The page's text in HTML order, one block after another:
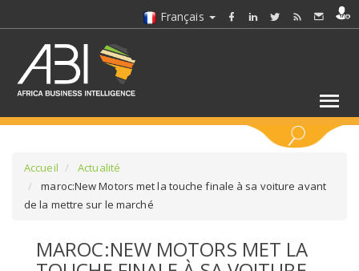
Français
SÉLECTIONNEZ UN DOSSIER
Accueil
Actualité
maroc:New Motors met la touche finale à sa voiture avant
de la mettre sur le marché
MAROC:NEW MOTORS MET LA